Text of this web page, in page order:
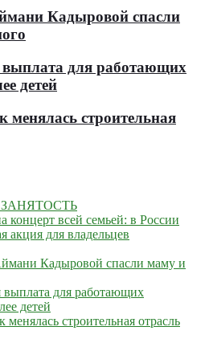
Кадыровой спасли
выплата для работающих
детей
менялась строительная
концерт всей семьей: в России
акция для владельцев
Кадыровой спасли маму и
выплата для работающих
детей
менялась строительная отрасль